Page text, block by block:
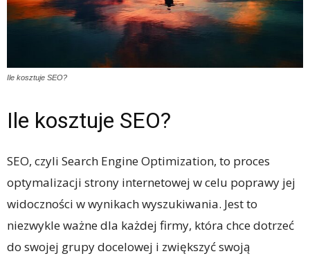
Ile kosztuje SEO?
Ile kosztuje SEO?
SEO, czyli Search Engine Optimization, to proces
optymalizacji strony internetowej w celu poprawy jej
widoczności w wynikach wyszukiwania. Jest to
niezwykle ważne dla każdej firmy, która chce dotrzeć
do swojej grupy docelowej i zwiększyć swoją